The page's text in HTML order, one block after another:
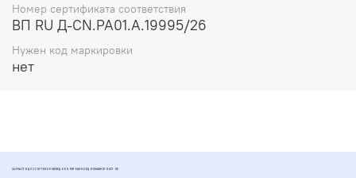
Номер сертификата соответствия
ВП RU Д-CN.РА01.А.19995/26
Нужен код маркировки
нет
ЗАПЧАСТИ ДЛЯ СКУТЕРОВ МОПЕДОВ И ПИТБАЙКОВ ДИОМАРКЕТ РОСТОВ